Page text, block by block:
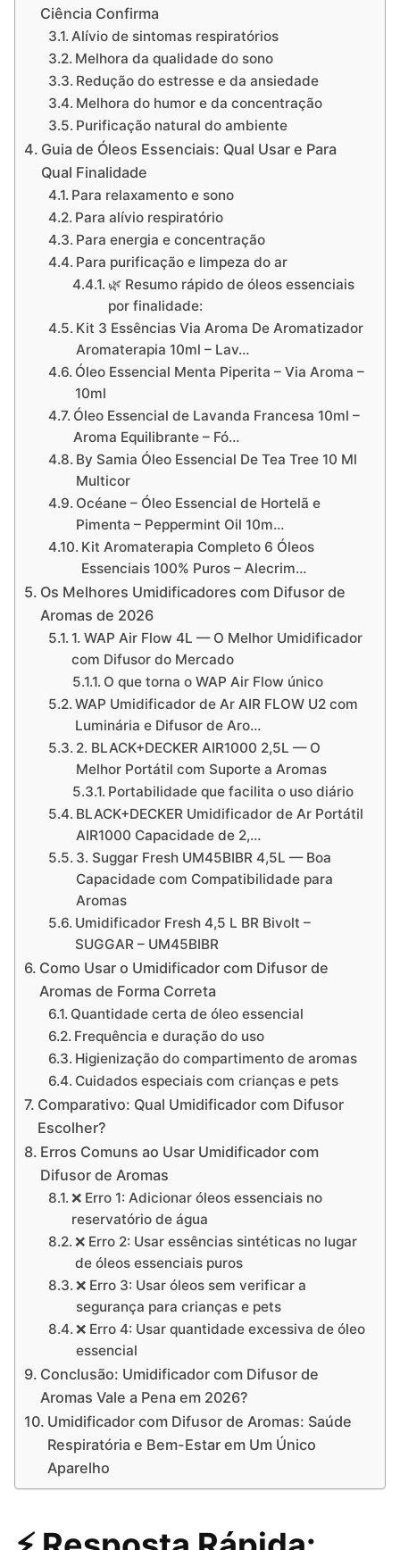
Ciência Confirma
Alívio de sintomas respiratórios
Melhora da qualidade do sono
Redução do estresse e da ansiedade
Melhora do humor e da concentração
Purificação natural do ambiente
Guia de Óleos Essenciais: Qual Usar e Para
Qual Finalidade
Para relaxamento e sono
Para alívio respiratório
Para energia e concentração
Para purificação e limpeza do ar
🌿 Resumo rápido de óleos essenciais
por finalidade:
Kit 3 Essências Via Aroma De Aromatizador
Aromaterapia 10ml – Lav…
Óleo Essencial Menta Piperita – Via Aroma –
10ml
Óleo Essencial de Lavanda Francesa 10ml –
Aroma Equilibrante – Fó…
By Samia Óleo Essencial De Tea Tree 10 Ml
Multicor
Océane – Óleo Essencial de Hortelã e
Pimenta – Peppermint Oil 10m…
Kit Aromaterapia Completo 6 Óleos
Essenciais 100% Puros – Alecrim…
Os Melhores Umidificadores com Difusor de
Aromas de 2026
1. WAP Air Flow 4L — O Melhor Umidificador
com Difusor do Mercado
O que torna o WAP Air Flow único
WAP Umidificador de Ar AIR FLOW U2 com
Luminária e Difusor de Aro…
2. BLACK+DECKER AIR1000 2,5L — O
Melhor Portátil com Suporte a Aromas
Portabilidade que facilita o uso diário
BLACK+DECKER Umidificador de Ar Portátil
AIR1000 Capacidade de 2,…
3. Suggar Fresh UM45BIBR 4,5L — Boa
Capacidade com Compatibilidade para
Aromas
Umidificador Fresh 4,5 L BR Bivolt –
SUGGAR – UM45BIBR
Como Usar o Umidificador com Difusor de
Aromas de Forma Correta
Quantidade certa de óleo essencial
Frequência e duração do uso
Higienização do compartimento de aromas
Cuidados especiais com crianças e pets
Comparativo: Qual Umidificador com Difusor
Escolher?
Erros Comuns ao Usar Umidificador com
Difusor de Aromas
❌ Erro 1: Adicionar óleos essenciais no
reservatório de água
❌ Erro 2: Usar essências sintéticas no lugar
de óleos essenciais puros
❌ Erro 3: Usar óleos sem verificar a
segurança para crianças e pets
❌ Erro 4: Usar quantidade excessiva de óleo
essencial
Conclusão: Umidificador com Difusor de
Aromas Vale a Pena em 2026?
Umidificador com Difusor de Aromas: Saúde
Respiratória e Bem-Estar em Um Único
Aparelho